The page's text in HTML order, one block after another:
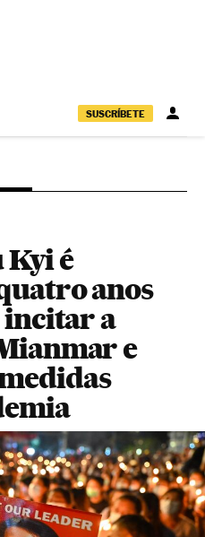
SUSCRÍBETE
Kyi é
anos
incitar a
e